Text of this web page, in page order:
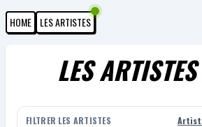
HOME LES ARTISTES
LES
FILTRER LES ARTISTES